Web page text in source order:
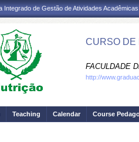
Integrado de Gestão de Atividades Acadêmicas
CURSO DE
FACULDADE
http://
Teaching Calendar Course